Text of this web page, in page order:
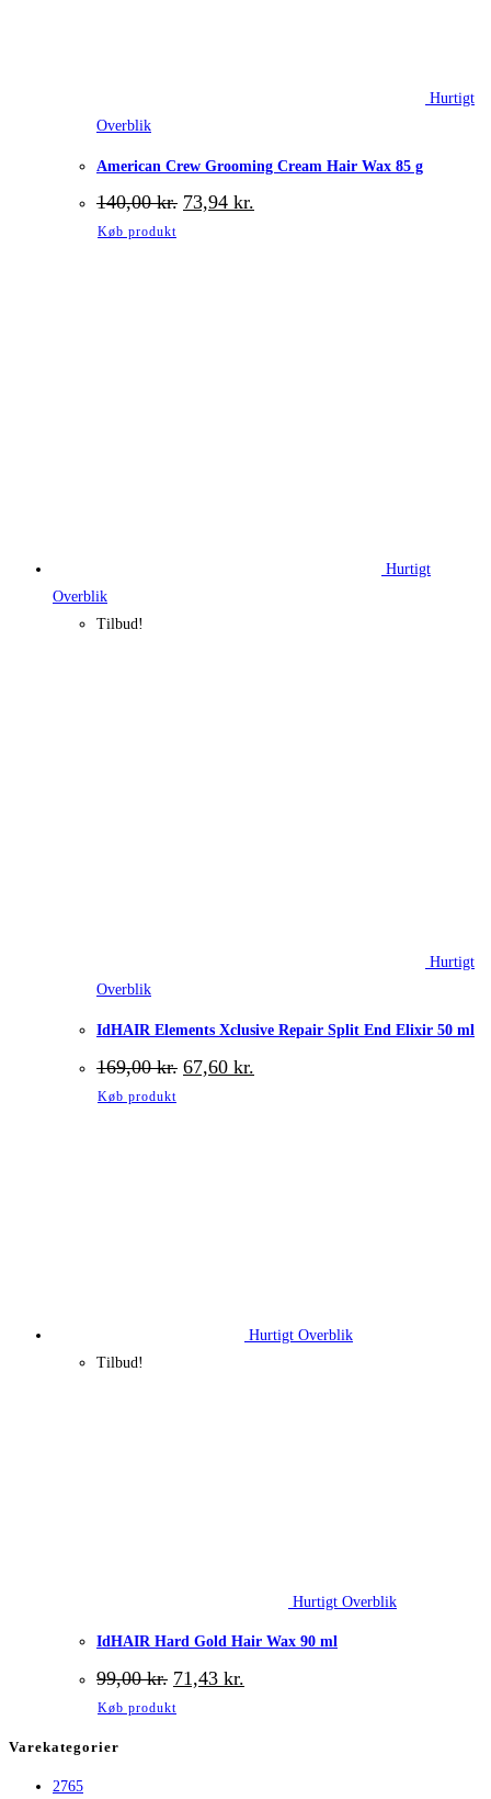
Hurtigt
Overblik
American Crew Grooming Cream Hair Wax 85 g
140,00kr. Den
oprindelige
73,94 kr.
Køb produkt
Hurtigt
Overblik
Tilbud!
Hurtigt
Overblik
IdHAIR Elements Xclusive Repair Split End Elixir 50 ml
169,00kr. Den
oprindelige
67,60 kr.
aktuelle
Køb produkt
Hurtigt Overblik
Tilbud!
Hurtigt Overblik
IdHAIR Hard Gold Hair Wax 90 ml
99,00kr. Den
oprindelige
pris
71,43 kr.
aktuelle
Køb produkt
Varekategorier
2765